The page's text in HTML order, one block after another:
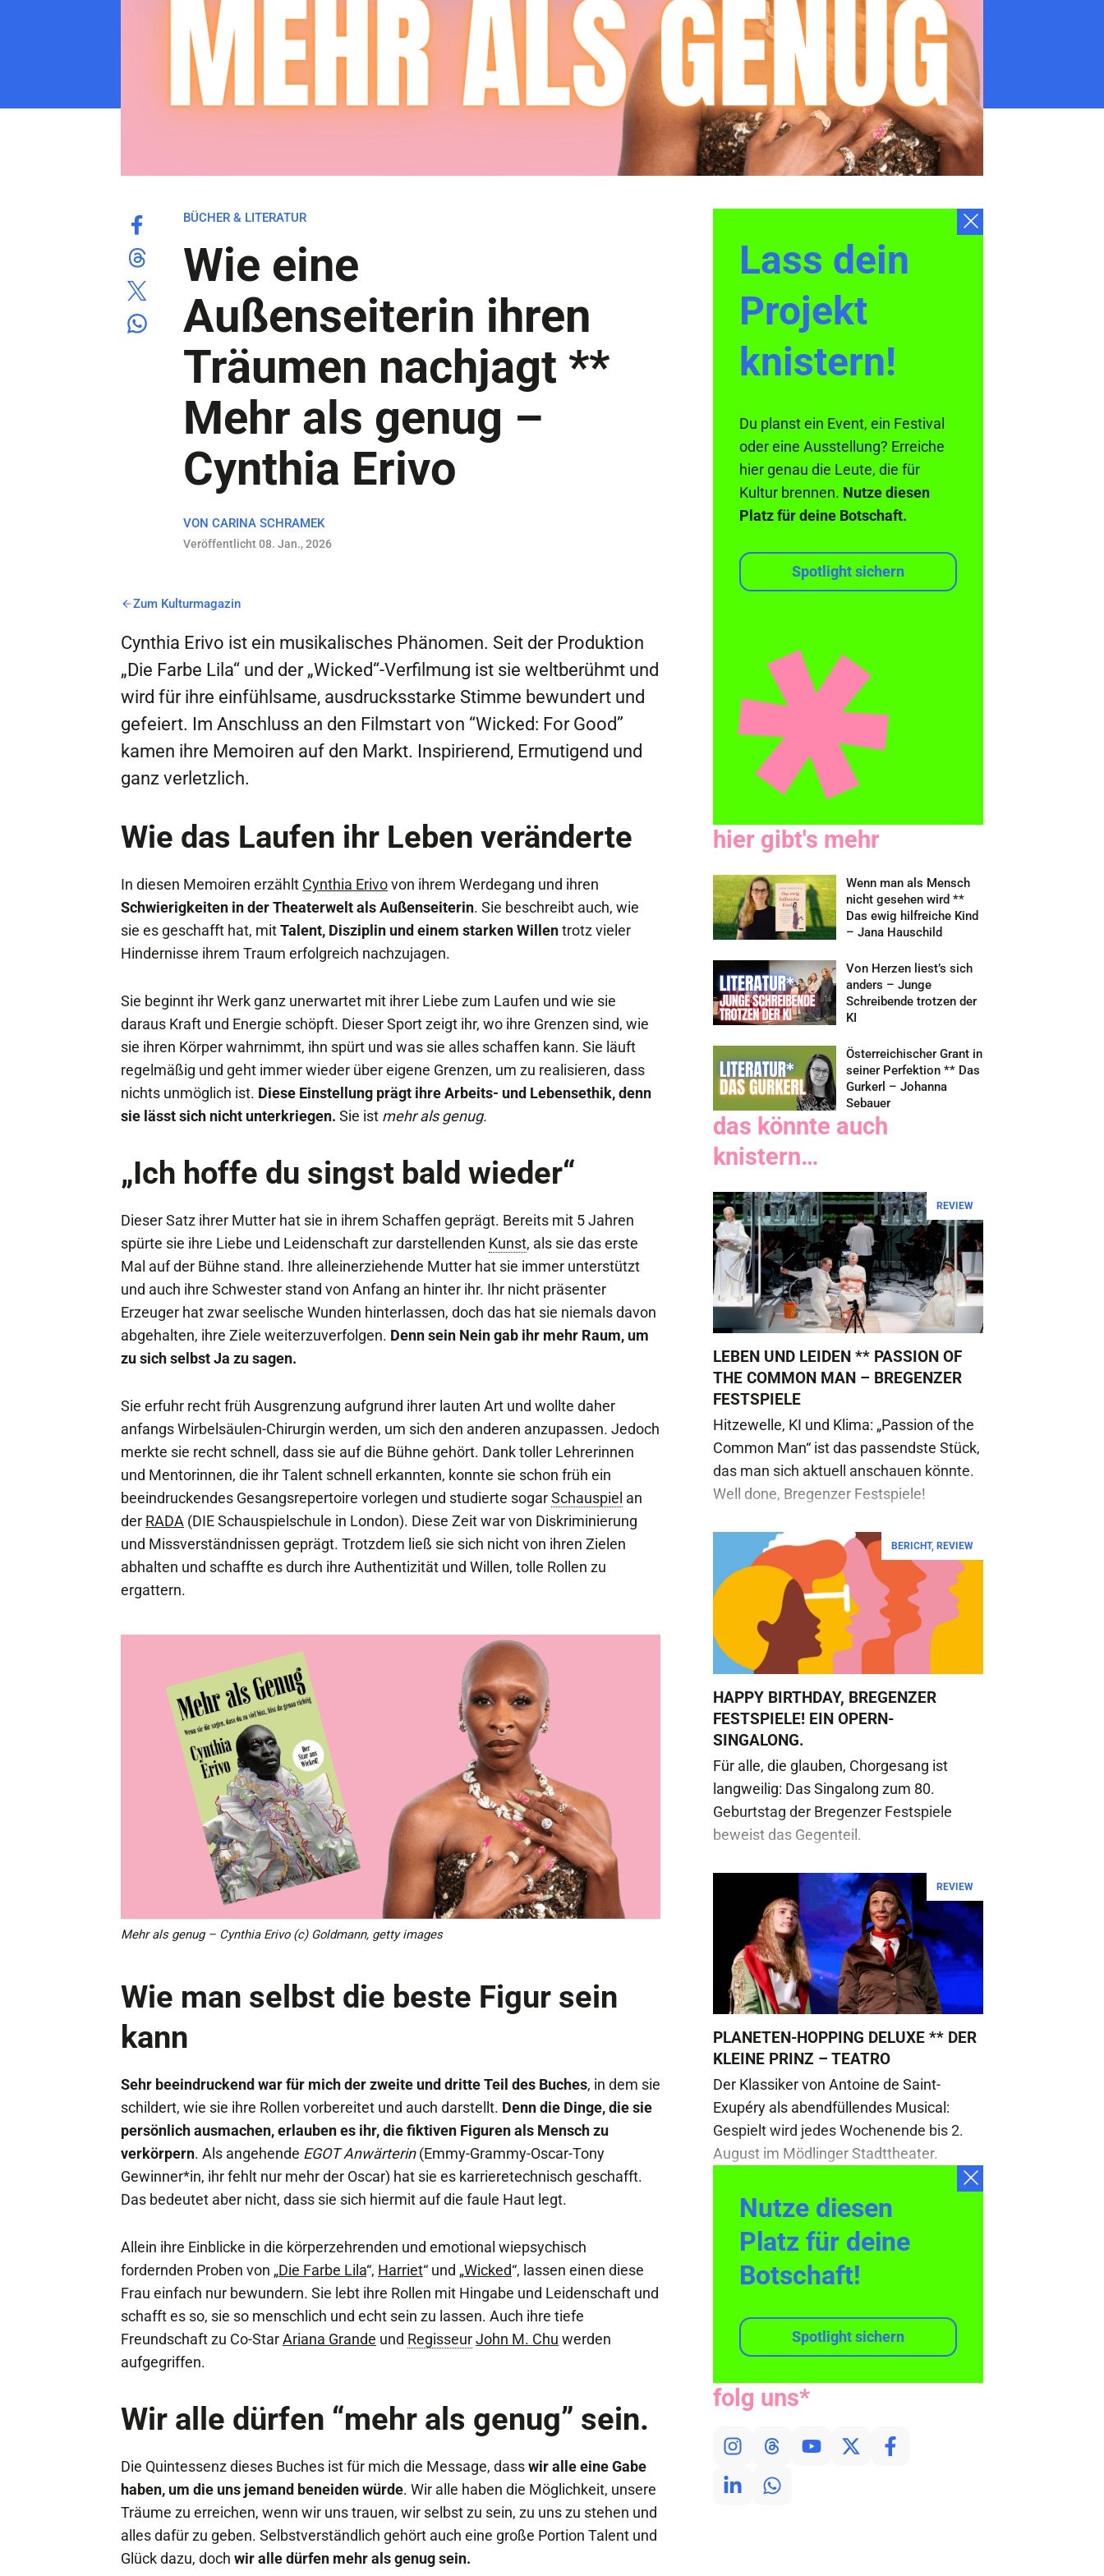
BÜCHER & LITERATUR
Wie eine
Außenseiterin ihren
Träumen nachjagt **
Mehr als genug –
Cynthia Erivo
VON CARINA SCHRAMEK
Veröffentlicht 08. Jan., 2026
Zum Kulturmagazin
Cynthia Erivo ist ein musikalisches Phänomen. Seit der Produktion
„Die Farbe Lila“ und der „Wicked“-Verfilmung ist sie weltberühmt und
wird für ihre einfühlsame, ausdrucksstarke Stimme bewundert und
gefeiert. Im Anschluss an den Filmstart von “Wicked: For Good”
kamen ihre Memoiren auf den Markt. Inspirierend, Ermutigend und
ganz verletzlich.
Wie das Laufen ihr Leben veränderte
In diesen Memoiren erzählt Cynthia Erivovon ihrem Werdegang und ihren
Schwierigkeiten in der Theaterwelt als Außenseiterin. Sie beschreibt auch, wie
sie es geschafft hat, mitTalent, Disziplin und einem starken Willentrotz vieler
Hindernisse ihrem Traum erfolgreich nachzujagen.
Sie beginnt ihr Werk ganz unerwartet mit ihrer Liebe zum Laufen und wie sie
daraus Kraft und Energie schöpft. Dieser Sport zeigt ihr, wo ihre Grenzen sind, wie
sie ihren Körper wahrnimmt, ihn spürt und was sie alles schaffen kann. Sie läuft
regelmäßig und geht immer wieder über eigene Grenzen, um zu realisieren, dass
nichts unmöglich ist. Diese Einstellung prägt ihre Arbeits- und Lebensethik, denn
sie lässt sich nicht unterkriegen. Sie ist mehr als genug.
„Ich hoffe du singst bald wieder“
Dieser Satz ihrer Mutter hat sie in ihrem Schaffen geprägt. Bereits mit 5 Jahren
spürte sie ihre Liebe und Leidenschaft zur darstellenden Kunst, als sie das erste
Mal auf der Bühne stand. Ihre alleinerziehende Mutter hat sie immer unterstützt
und auch ihre Schwester stand von Anfang an hinter ihr. Ihr nicht präsenter
Erzeuger hat zwar seelische Wunden hinterlassen, doch das hat sie niemals davon
abgehalten, ihre Ziele weiterzuverfolgen. Denn sein Nein gab ihr mehr Raum, um
zu sich selbst Ja zu sagen.
Sie erfuhr recht früh Ausgrenzung aufgrund ihrer lauten Art und wollte daher
anfangs Wirbelsäulen-Chirurgin werden, um sich den anderen anzupassen. Jedoch
merkte sie recht schnell, dass sie auf die Bühne gehört. Dank toller Lehrerinnen
und Mentorinnen, die ihr Talent schnell erkannten, konnte sie schon früh ein
beeindruckendes Gesangsrepertoire vorlegen und studierte sogarSchauspiel an
der RADA (DIE Schauspielschule in London). Diese Zeit war von Diskriminierung
und Missverständnissen geprägt. Trotzdem ließ sie sich nicht von ihren Zielen
abhalten und schaffte es durch ihre Authentizität und Willen, tolle Rollen zu
ergattern.
Mehr als genug – Cynthia Erivo (c) Goldmann, getty images
Wie man selbst die beste Figur sein
kann
Sehr beeindruckend war für mich der zweite und dritte Teil des Buches, in dem sie
schildert, wie sie ihre Rollen vorbereitet und auch darstellt. Denn die Dinge, die sie
persönlich ausmachen, erlauben es ihr, die fiktiven Figuren als Mensch zu
verkörpern. Als angehende EGOT Anwärterin(Emmy-Grammy-Oscar-Tony
Gewinner*in, ihr fehlt nur mehr der Oscar) hat sie es karrieretechnisch geschafft.
Das bedeutet aber nicht, dass sie sich hiermit auf die faule Haut legt.
Allein ihre Einblicke in die körperzehrenden und emotional wiepsychisch
fordernden Proben von „Die Farbe Lila“, Harriet“ und „Wicked“, lassen einen diese
Frau einfach nur bewundern. Sie lebt ihre Rollen mit Hingabe und Leidenschaft und
schafft es so, sie so menschlich und echt sein zu lassen. Auch ihre tiefe
Freundschaft zu Co-StarAriana Grande und RegisseurJohn M. Chu werden
aufgegriffen.
Wir alle dürfen “mehr als genug” sein.
Die Quintessenz dieses Buches ist für mich die Message, dasswir alle eine Gabe
haben, um die uns jemand beneiden würde. Wir alle haben die Möglichkeit, unsere
Träume zu erreichen, wenn wir uns trauen, wir selbst zu sein, zu uns zu stehen und
alles dafür zu geben. Selbstverständlich gehört auch eine große Portion Talent und
Glück dazu, doch wir alle dürfen mehr als genug sein.
Lass dein
Projekt
knistern!
Du planst ein Event, ein Festival
oder eine Ausstellung? Erreiche
hier genau die Leute, die für
Kultur brennen. Nutze diesen
Platz für deine Botschaft.
Spotlight sichern
hier gibt's mehr
Wenn man als Mensch
nicht gesehen wird **
Das ewig hilfreiche Kind
– Jana Hauschild
Von Herzen liest’s sich
anders – Junge
Schreibende trotzen der
KI
Österreichischer Grant in
seiner Perfektion ** Das
Gurkerl – Johanna
Sebauer
das könnte auch
knistern…
REVIEW
LEBEN UND LEIDEN ** PASSION OF
THE COMMON MAN – BREGENZER
FESTSPIELE
Hitzewelle, KI und Klima: „Passion of the
Common Man“ ist das passendste Stück,
das man sich aktuell anschauen könnte.
Well done, Bregenzer Festspiele!
BERICHT, REVIEW
HAPPY BIRTHDAY, BREGENZER
FESTSPIELE! EIN OPERN-
SINGALONG.
Für alle, die glauben, Chorgesang ist
langweilig: Das Singalong zum 80.
Geburtstag der Bregenzer Festspiele
beweist das Gegenteil.
REVIEW
PLANETEN-HOPPING DELUXE ** DER
KLEINE PRINZ – TEATRO
Der Klassiker von Antoine de Saint-
Exupéry als abendfüllendes Musical:
Gespielt wird jedes Wochenende bis 2.
August im Mödlinger Stadttheater.
Nutze diesen
Platz für deine
Botschaft!
Spotlight sichern
folg uns*